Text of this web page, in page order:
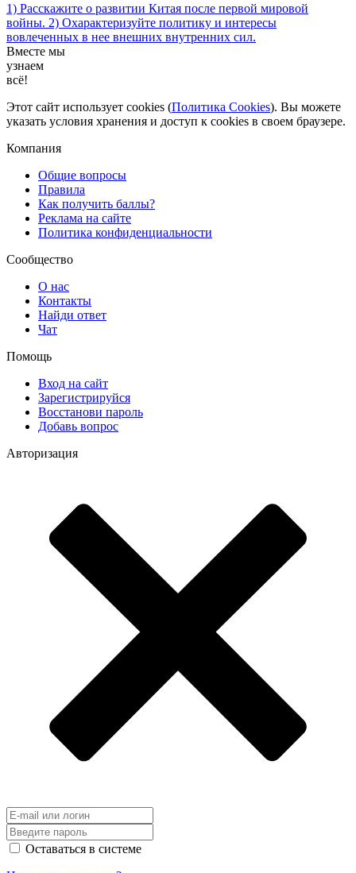
1) Расскажите о развитии Китая после первой мировой
войны. 2) Охарактеризуйте политику и интересы
вовлеченных в нее внешних внутренних сил.
Вместе мы
узнаем
всё!
Этот сайт использует cookies (Политика Cookies). Вы можете
указать условия хранения и доступ к cookies в своем браузере.
Компания
Общие вопросы
Правила
Как получить баллы?
Реклама на сайте
Политика конфиденциальности
Сообщество
О нас
Контакты
Найди ответ
Чат
Помощь
Вход на сайт
Зарегистрируйся
Восстанови пароль
Добавь вопрос
Авторизация
Оставаться в системе